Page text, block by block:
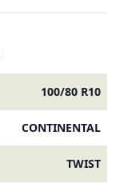
100/80 R10
CONTINENTAL
TWIST